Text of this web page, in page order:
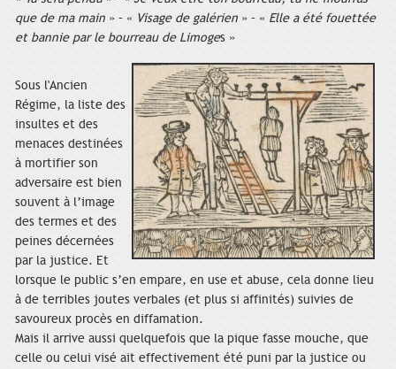
que de ma main » – « Visage de galérien » – « Elle a été fouettée
et bannie par le bourreau de Limoges »
Sous l'Ancien
Régime, la liste des
insultes et des
menaces destinées
à mortifier son
adversaire est bien
souvent à l’image
des termes et des
peines décernées
par la justice. Et
lorsque le public s’en empare, en use et abuse, cela donne lieu
à de terribles joutes verbales (et plus si affinités) suivies de
savoureux procès en diffamation.
Mais il arrive aussi quelquefois que la pique fasse mouche, que
celle ou celui visé ait effectivement été puni par la justice ou